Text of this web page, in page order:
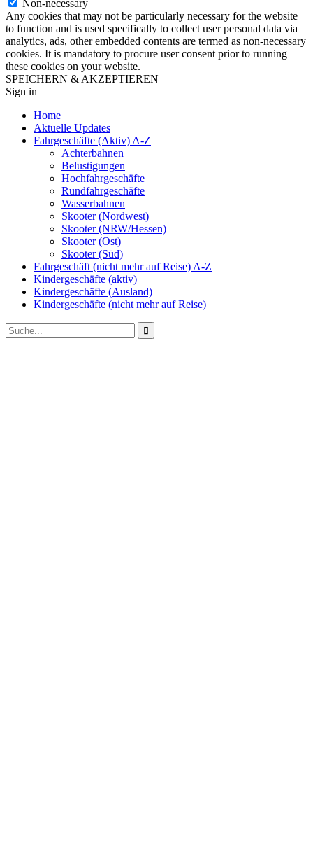
Non-necessary
Any cookies that may not be particularly necessary for the website
to function and is used specifically to collect user personal data via
analytics, ads, other embedded contents are termed as non-necessary
cookies. It is mandatory to procure user consent prior to running
these cookies on your website.
SPEICHERN & AKZEPTIEREN
Sign in
Home
Aktuelle Updates
Fahrgeschäfte (Aktiv) A-Z
Achterbahnen
Belustigungen
Hochfahrgeschäfte
Rundfahrgeschäfte
Wasserbahnen
Skooter (Nordwest)
Skooter (NRW/Hessen)
Skooter (Ost)
Skooter (Süd)
Fahrgeschäft (nicht mehr auf Reise) A-Z
Kindergeschäfte (aktiv)
Kindergeschäfte (Ausland)
Kindergeschäfte (nicht mehr auf Reise)